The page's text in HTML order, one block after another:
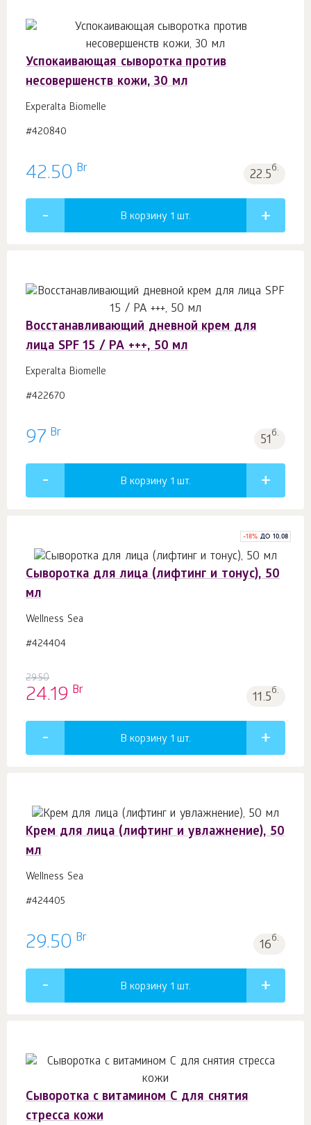
Успокаивающая сыворотка против
несовершенств кожи, 30 мл
Experalta Biomelle
#420840
42.50 Br 22.5б.
В корзину 1 шт.
Восстанавливающий дневной крем для
лица SPF 15 / PA +++, 50 мл
Experalta Biomelle
#422670
97 Br 51б.
В корзину 1 шт.
-18% ДО 10.08
Сыворотка для лица (лифтинг и тонус), 50
мл
Wellness Sea
#424404
29.50
24.19 Br 11.5б.
В корзину 1 шт.
Крем для лица (лифтинг и увлажнение), 50
мл
Wellness Sea
#424405
29.50 Br 16б.
В корзину 1 шт.
Сыворотка с витамином С для снятия
стресса кожи